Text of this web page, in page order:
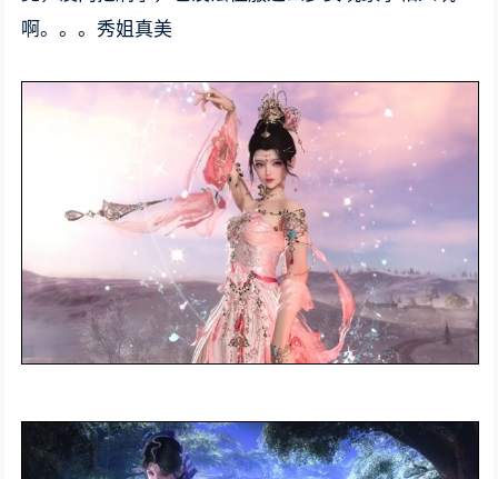
啊。。。秀姐真美